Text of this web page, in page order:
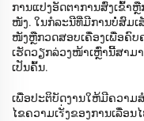
ການແປງອັດຕາການສົ່ງເຂົ້າ
ໜັງ. ໃນກໍລະນີທີ່ມີການບໍ່ສົມເ
ໜັງຫຼືກວດສອບເຄື່ອງເພື່ອຄົບ
ເຮັດວຽກລ່ວງໜ້າເຫຼົ່ານີ້ສາມ
ເປັນຄົ້ນ.
ເພື່ອປະຕິບັດງານໃຫ້ມີຄວາມ
ໄຂຄວາມເรັ່ງຂອງການເລື່ອ